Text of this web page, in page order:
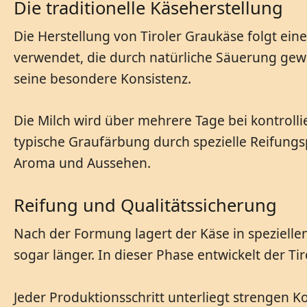
Die traditionelle Käseherstellung
Die Herstellung von Tiroler Graukäse folgt
verwendet, die durch natürliche Säuerung
seine besondere Konsistenz.
Die Milch wird über mehrere Tage bei
typische Graufärbung durch spezielle
Aroma und Aussehen.
Reifung und Qualitätssicherung
Nach der Formung lagert der Käse in
sogar länger. In dieser Phase entwickelt der
Jeder Produktionsschritt unterliegt strengen